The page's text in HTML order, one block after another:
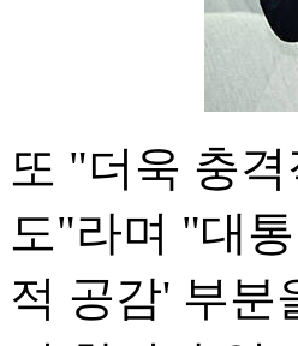
또 "더욱 충
도"라며 "대
적 공감' 부분